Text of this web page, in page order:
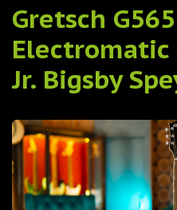
Gretsch
Electromatic
Jr. Bigsby